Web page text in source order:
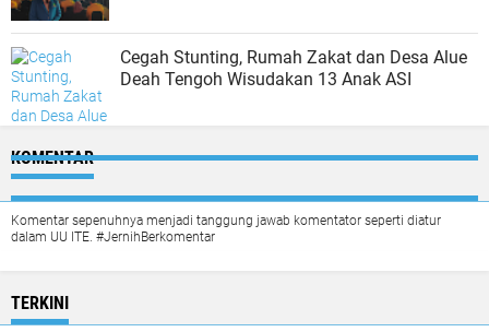
Cegah Stunting, Rumah Zakat dan Desa Alue
Deah Tengoh Wisudakan 13 Anak ASI
KOMENTAR
Komentar sepenuhnya menjadi tanggung jawab komentator seperti diatur
dalam UU ITE. #JernihBerkomentar
TERKINI